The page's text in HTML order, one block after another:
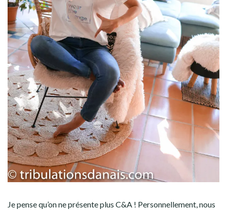
Je pense qu’on ne présente plus C&A ! Personnellement, nous